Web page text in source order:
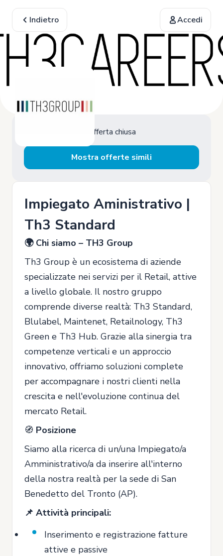
Indietro Accedi
Offerta chiusa
Mostra offerte simili
Impiegato Aministrativo |
Th3 Standard
🌍 Chi siamo – TH3 Group
Th3 Group è un ecosistema di aziende
specializzate nei servizi per il Retail, attive
a livello globale. Il nostro gruppo
comprende diverse realtà: Th3 Standard,
Blulabel, Maintenet, Retailnology, Th3
Green e Th3 Hub. Grazie alla sinergia tra
competenze verticali e un approccio
innovativo, offriamo soluzioni complete
per accompagnare i nostri clienti nella
crescita e nell'evoluzione continua del
mercato Retail.
🧭 Posizione
Siamo alla ricerca di un/una Impiegato/a
Amministrativo/a da inserire all'interno
della nostra realtà per la sede di San
Benedetto del Tronto (AP).
📌 Attività principali:
Inserimento e registrazione fatture
attive e passive